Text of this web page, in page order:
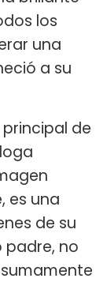
los
una
a su
de
es una
de su
padre, no